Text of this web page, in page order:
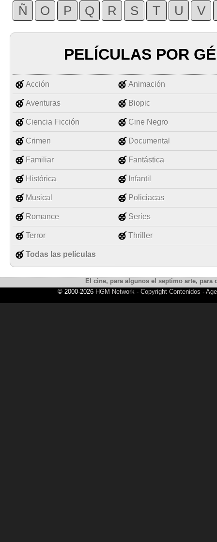
Ñ
O P Q R S T U V
PELÍCULAS POR
Acción Animación
Aventuras Biopic
Ciencia Ficción Cine Negro
Crimen Documental
Familiar Fantástica
Histórica Infantil
Musical Policiacas
Romance Series
Terror Thriller
Todas las películas
El cine, para algunos el septimo arte,
© 2000-2026 HGM Network- Copyright Contenidos -